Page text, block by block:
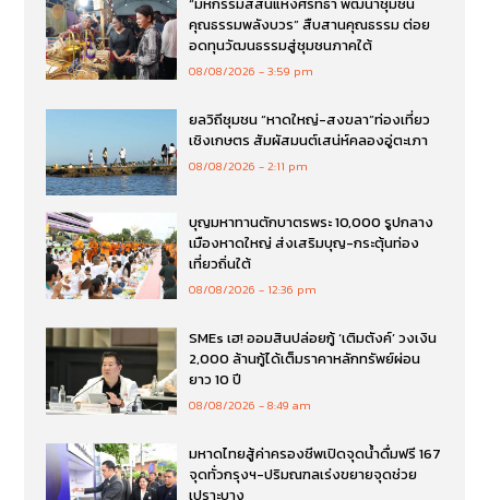
“มหกรรมสีสันแห่งศรัทธา พัฒนาชุมชน
คุณธรรมพลังบวร” สืบสานคุณธรรม ต่อย
อดทุนวัฒนธรรมสู่ชุมชนภาคใต้
08/08/2026 3:59 pm
ยลวิถีชุมชน “หาดใหญ่-สงขลา”ท่องเที่ยว
เชิงเกษตร สัมผัสมนต์เสน่ห์คลองอู่ตะเภา
08/08/2026 2:11 pm
บุญมหาทานตักบาตรพระ 10,000 รูปกลาง
เมืองหาดใหญ่ ส่งเสริมบุญ-กระตุ้นท่อง
เที่ยวถิ่นใต้
08/08/2026 12:36 pm
SMEs เฮ! ออมสินปล่อยกู้ ‘เติมตังค์’ วงเงิน
2,000 ล้านกู้ได้เต็มราคาหลักทรัพย์ผ่อน
ยาว 10 ปี
08/08/2026 8:49 am
มหาดไทยสู้ค่าครองชีพเปิดจุดน้ำดื่มฟรี 167
จุดทั่วกรุงฯ-ปริมณฑลเร่งขยายจุดช่วย
เปราะบาง